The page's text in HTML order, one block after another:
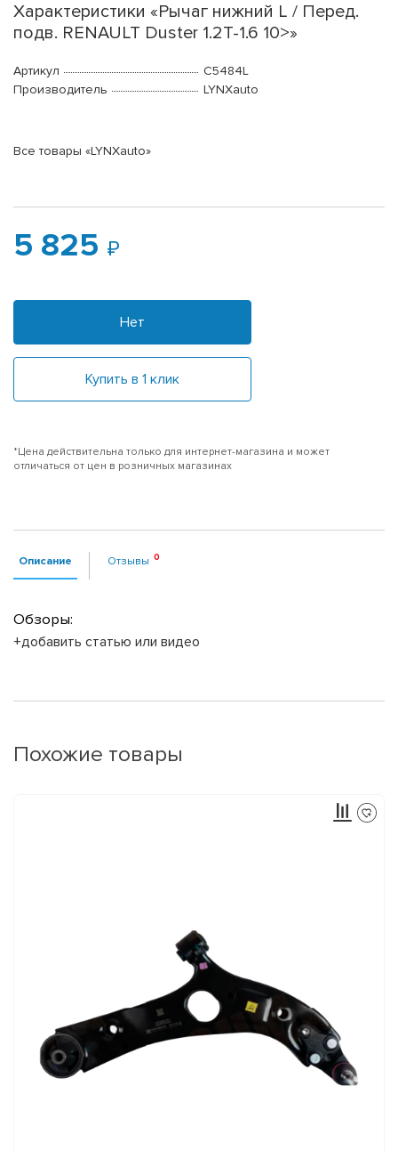
Характеристики «Рычаг нижний L / Перед.
подв. RENAULT Duster 1.2T-1.6 10>»
Артикул
C5484L
Производитель
LYNXauto
Все товары «LYNXauto»
5 825
Нет
Купить в 1 клик
*Цена действительна только для интернет-магазина и может
отличаться от цен в розничных магазинах
Описание Отзывы
Обзоры:
+добавить статью или видео
Похожие товары